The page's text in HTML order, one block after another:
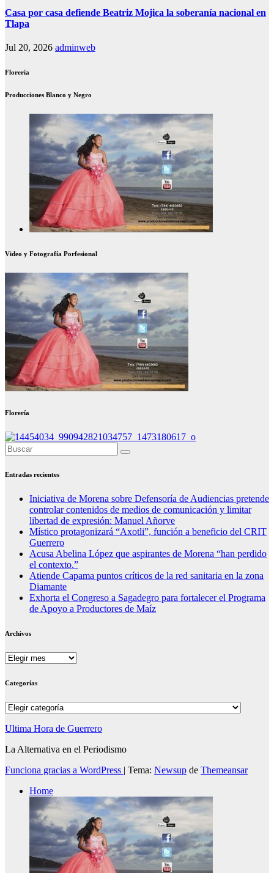
Casa por casa defiende Beatriz Mojica la soberanía nacional en
Tlapa
Jul 20, 2026 adminweb
Florería
Producciones Blanco y Negro
Video y Fotografía Porfesional
Florería
Entradas recientes
Iniciativa de Morena sobre Defensoría de Audiencias pretende
controlar contenidos de medios de comunicación y limitar
libertad de expresión: Manuel Añorve
Místico protagonizará “Axotli”, función a beneficio del CRIT
Guerrero
Acusa Abelina López que aspirantes de Morena “han perdido
el contexto.”
Atiende Capama puntos críticos de la red sanitaria en la zona
Diamante
Exhorta el Congreso a Sagadegro para fortalecer el Programa
de Apoyo a Productores de Maíz
Archivos
Archivos
Categorías
Categorías
Ultima Hora de Guerrero
La Alternativa en el Periodismo
Funciona gracias a WordPress | Tema: Newsup de Themeansar
Home